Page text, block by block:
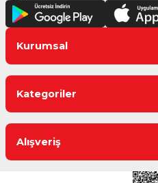
Kurumsal
Kategoriler
Alışveriş